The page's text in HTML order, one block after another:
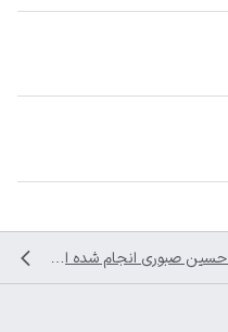
حسین صبوری انجام شده است